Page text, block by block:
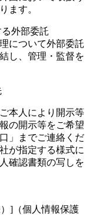
ます。
外部委託
について外部委託
し、管理・監督を
本人により開示等
の開示等をご希望
」までご連絡くだ
が指定する様式に
確認書類の写しを
] （個人情報保護